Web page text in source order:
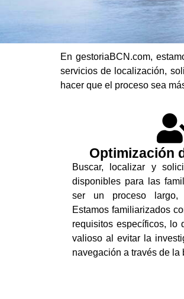
En gestoriaBCN.com,
servicios de localización,
hacer que el proceso sea
Optimización
Buscar, localizar y
disponibles para las
ser un proceso largo,
Estamos familiarizados
requisitos específicos, lo
valioso al evitar la
navegación a través de la